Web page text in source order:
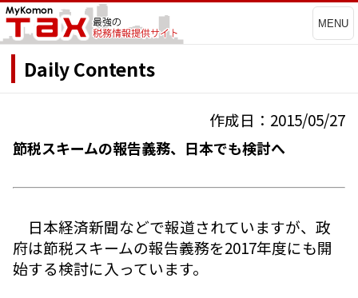
MENU
Daily Contents
作成日：2015/05/27
節税スキームの報告義務、日本でも検討へ
日本経済新聞などで報道されていますが、政
府は節税スキームの報告義務を2017年度にも開
始する検討に入っています。